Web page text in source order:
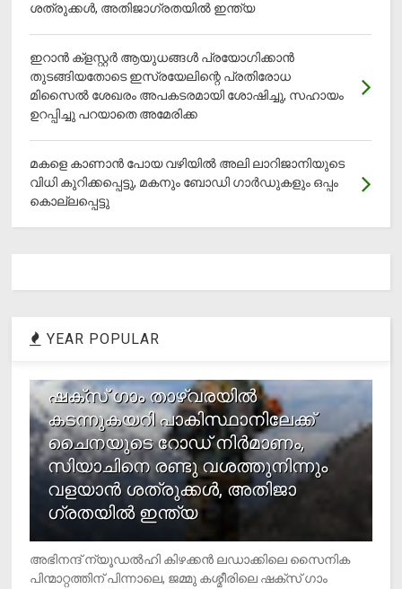
ശത്രുക്കൾ, അതിജാ​ഗ്രതയിൽ ഇന്ത്യ
ഇറാന്‍ ക്‌ളസ്റ്റര്‍ ആയുധങ്ങള്‍ പ്രയോഗിക്കാന്‍
തുടങ്ങിയതോടെ ഇസ്രയേലിന്റെ പ്രതിരോധ
മിസൈല്‍ ശേഖരം അപകടരമായി ശോഷിച്ചു, സഹായം
ഉറപ്പിച്ചു പറയാതെ അമേരിക്ക
മകളെ കാണാന്‍ പോയ വഴിയില്‍ അലി ലാറിജാനിയുടെ
വിധി കുറിക്കപ്പെട്ടു, മകനും ബോഡി ഗാര്‍ഡുകളും ഒപ്പം
കൊല്ലപ്പെട്ടു
YEAR POPULAR
ഷക്സ് ​ഗാം താഴ്‌വരയിൽ
കടന്നുകയറി പാകിസ്ഥാനിലേക്ക്
ചൈനയുടെ റോഡ് നിർമാണം,
സിയാചിനെ രണ്ടു വശത്തുനിന്നും
വളയാൻ ശത്രുക്കൾ, അതിജാ​
ഗ്രതയിൽ ഇന്ത്യ
അഭിനന്ദ് ന്യൂഡൽഹി കിഴക്കൻ ലഡാക്കിലെ സൈനിക
പിന്മാറ്റത്തിന് പിന്നാലെ, ജമ്മു കശ്മീരിലെ ഷക്സ് ​ഗാം